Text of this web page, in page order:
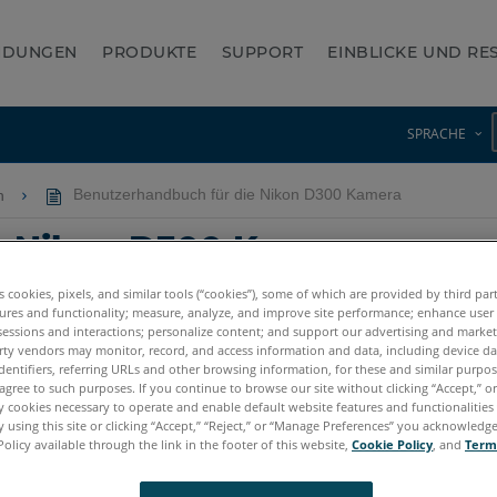
PRODUKTE SUPPORT EINBLICKE UND
SPRACHE
Benutzerhandbuch für die Nikon D300 Kamera
D300 Kamera
cookies, pixels, and similar tools (“cookies”), some of which are provided by third
and functionality; measure, analyze, and improve site performance; enhance user
and interactions; personalize content; and support our advertising and
vendors may monitor, record, and access information and data, including device
referring URLs and other browsing information, for these and similar
to such purposes. If you continue to browse our site without clicking “Accept,”
cookies necessary to operate and enable default website features and
using this site or clicking “Accept,” “Reject,” or “Manage Preferences” you
available through the link in the footer of this website, Cookie Policy , and